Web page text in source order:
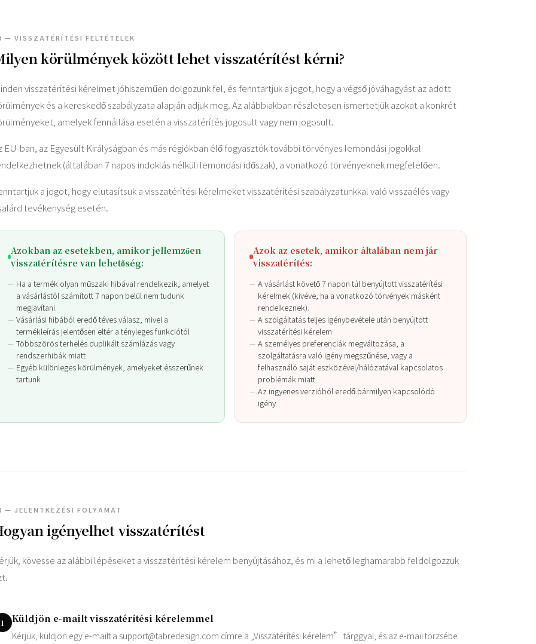
— VISSZATÉRÍTÉSI FELTÉTELEK
körülmények között lehet visszatérítést kérni?
visszatérítési kérelmet jóhiszeműen dolgozunk fel, és fenntartjuk a jogot, hogy a végső jóváhagyást az adott
és a kereskedő szabályzata alapján adjuk meg. Az alábbiakban részletesen ismertetjük azokat a konkrét
amelyek fennállása esetén a visszatérítés jogosult vagy nem jogosult.
EU-ban, az Egyesült Királyságban és más régiókban élő fogyasztók további törvényes lemondási jogokkal
(általában 7 napos indoklás nélküli lemondási időszak), a vonatkozó törvényeknek megfelelően.
a jogot, hogy elutasítsuk a visszatérítési kérelmeket visszatérítési szabályzatunkkal való visszaélés vagy
tevékenység esetén.
Azokban az esetekben, amikor jellemzően
visszatérítésre van lehetőség:
Ha a termék olyan műszaki hibával rendelkezik, amelyet
a vásárlástól számított 7 napon belül nem tudunk
megjavítani.
Vásárlási hibából eredő téves válasz, mivel a
termékleírás jelentősen eltér a tényleges funkciótól
Többszörös terhelés duplikált számlázás vagy
rendszerhibák miatt
Egyéb különleges körülmények, amelyeket ésszerűnek
tartunk
Azok az esetek, amikor általában nem jár
visszatérítés:
A vásárlást követő 7 napon túl benyújtott visszatérítési
kérelmek (kivéve, ha a vonatkozó törvények másként
rendelkeznek).
A szolgáltatás teljes igénybevétele után benyújtott
visszatérítési kérelem
A személyes preferenciák megváltozása, a
szolgáltatásra való igény megszűnése, vagy a
felhasználó saját eszközével/hálózatával kapcsolatos
problémák miatt.
Az ingyenes verzióból eredő bármilyen kapcsolódó
igény
— JELENTKEZÉSI FOLYAMAT
igényelhet visszatérítést
kövesse az alábbi lépéseket a visszatérítési kérelem benyújtásához, és mi a lehető leghamarabb feldolgozzuk
1 Küldjön e-mailt visszatérítési kérelemmel
Kérjük, küldjön egy e-mailt a support@tabredesign.com címre a „Visszatérítési kérelem” tárggyal, és az e-mail törzsébe